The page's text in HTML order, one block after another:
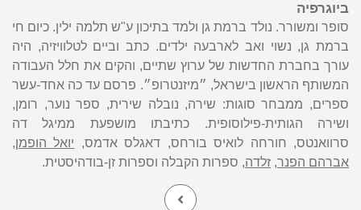
ביוגרפיה
סופר ומשורר. נולד ברמת גן ולמד בתיכון ע"ש תלמה ילין. כיום חי
ברמת גן, נשוי ואב לארבעה ילדים. כתב וביים לטלוויזיה, היה
עורך בחברת החדשות של ערוץ שתיים, והקים את חלל העבודה
המשותף הראשון בישראל, ״מיזנטרופ״. פרסם עד כה אחד-עשר
ספרים, ממבחר סוגות: שירה, נובלה שירית, ספר נוער, רומן,
ושירה הגותית-פילוסופית. כתיבתו מושפעת ממיגל דה
סרוואנטס, חורחה לואיס בורחס, דאגלס אדמס, יואל הופמן,
אברהם הפנר, זלדה, ספרות הקבלה וספרות זן-בודהיסטית.